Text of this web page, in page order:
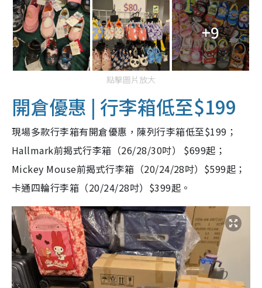
+9
點擊圖片放大
開倉優惠 | 行李箱低至$199
現場多款行李箱有開倉優惠，陳列行李箱低至$199；
Hallmark前揭式行李箱（26/28/30吋） $699起；
Mickey Mouse前揭式行李箱（20/24/28吋）$599起；
卡通四輪行李箱（20/24/28吋）$399起。